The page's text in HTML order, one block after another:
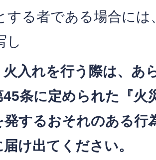
する者である場合には
し
火入れを行う際は、あ
45条に定められた『火
発するおそれのある行
け出てください。